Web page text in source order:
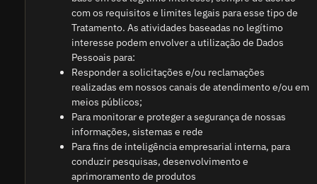
com os requisitos e limites legais para esse tipo de
Tratamento. As atividades baseadas no legítimo
interesse podem envolver a utilização de Dados
Pessoais para:
Responder a solicitações e/ou reclamações
realizadas em nossos canais de atendimento e/ou em
meios públicos;
Para monitorar e proteger a segurança de nossas
informações, sistemas e rede
Para fins de inteligência empresarial interna, para
conduzir pesquisas, desenvolvimento e
aprimoramento de produtos